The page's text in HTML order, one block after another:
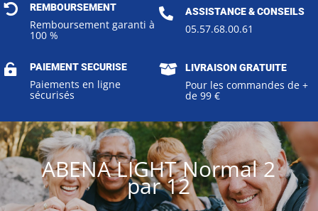
 REMBOURSEMENT
Remboursement garanti à
100 %
 ASSISTANCE & CONSEILS
05.57.68.00.61
 PAIEMENT SECURISE
Paiements en ligne
sécurisés
 LIVRAISON GRATUITE
Pour les commandes de +
de 99 €
ABENA LIGHT Normal 2
par 12